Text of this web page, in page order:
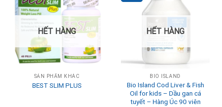
HẾT HÀNG
SẢN PHẨM KHÁC
BEST SLIM PLUS
HẾT HÀNG
BIO ISLAND
Bio Island Cod Liver & Fish
Oil for kids – Dầu gan cá
tuyết – Hàng Úc 90 viên